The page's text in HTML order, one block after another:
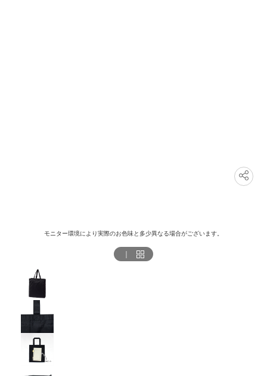
モニター環境により実際のお色味と多少異なる場合がございます。
｜